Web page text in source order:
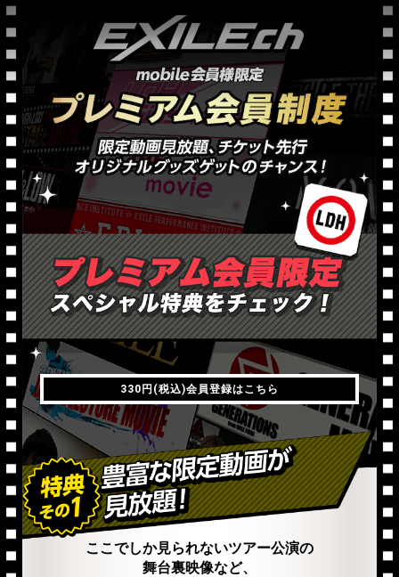
330円(税込)会員登録はこちら
330円(税込)会員登録はこちら
ここでしか見られないツアー公演の
舞台裏映像など、